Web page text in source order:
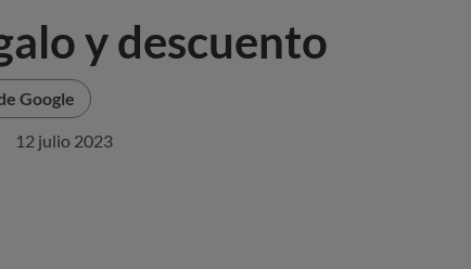
y descuento
Google
12 julio 2023